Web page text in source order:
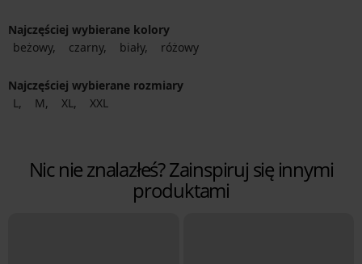
Najczęściej wybierane kolory
beżowy
czarny biały różowy
Najczęściej wybierane rozmiary
L
M XL XXL
Nic nie znalazłeś? Zainspiruj się innymi
produktami